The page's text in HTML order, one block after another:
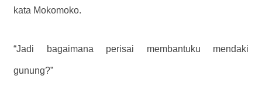
kata Mokomoko.
“Jadi bagaimana perisai membantuku mendaki
gunung?”